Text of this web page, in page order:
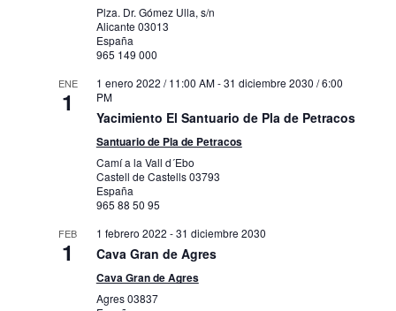
Plza. Dr. Gómez Ulla, s/n
Alicante 03013
España
965 149 000
ENE
1
1 enero 2022 / 11:00 AM-31 diciembre 2030 / 6:00
PM
Yacimiento El Santuario de Pla de Petracos
Santuario de Pla de Petracos
Camí a la Vall d´Ebo
Castell de Castells03793
España
965 88 50 95
FEB
1
1 febrero 2022 -31 diciembre 2030
Cava Gran de Agres
Cava Gran de Agres
Agres03837